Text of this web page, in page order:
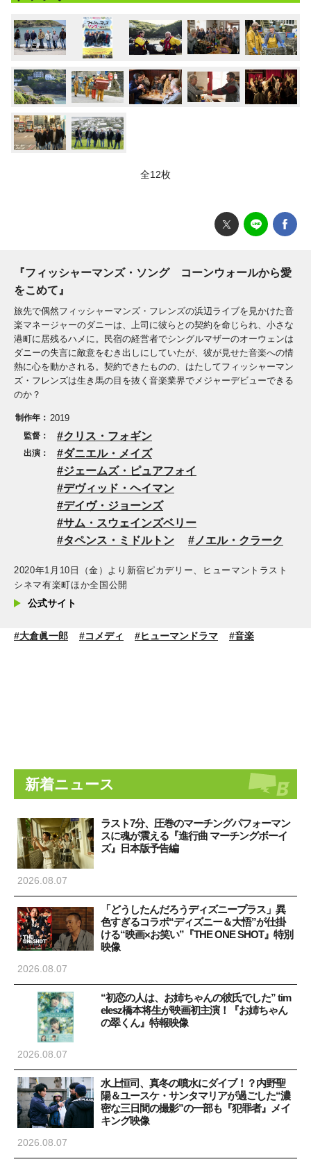
全12枚
『フィッシャーマンズ・ソング コーンウォールから愛
をこめて』
旅先で偶然フィッシャーマンズ・フレンズの浜辺ライブを見かけた音
楽マネージャーのダニーは、上司に彼らとの契約を命じられ、小さな
港町に居残るハメに。民宿の経営者でシングルマザーのオーウェンは
ダニーの失言に敵意をむき出しにしていたが、彼が見せた音楽への情
熱に心を動かされる。契約できたものの、はたしてフィッシャーマン
ズ・フレンズは生き馬の目を抜く音楽業界でメジャーデビューできる
のか？
制作年： 2019
監督： クリス・フォギン
出演：
ダニエル・メイズ
ジェームズ・ピュアフォイ
デヴィッド・ヘイマン
デイヴ・ジョーンズ
サム・スウェインズベリー
タペンス・ミドルトン
ノエル・クラーク
2020年1月10日（金）より新宿ピカデリー、ヒューマントラスト
シネマ有楽町ほか全国公開
公式サイト
#大倉眞一郎 #コメディ #ヒューマンドラマ #音楽
新着ニュース
ラスト7分、圧巻のマーチングパフォーマン
スに魂が震える『進行曲 マーチングボーイ
ズ』日本版予告編
2026.08.07
「どうしたんだろうディズニープラス」異
色すぎるコラボ“ディズニー＆大悟”が仕掛
ける“映画×お笑い”『THE ONE SHOT』特別
映像
2026.08.07
“初恋の人は、お姉ちゃんの彼氏でした” tim
elesz橋本将生が映画初主演！『お姉ちゃん
の翠くん』特報映像
2026.08.07
水上恒司、真冬の噴水にダイブ！？内野聖
陽＆ユースケ・サンタマリアが過ごした“濃
密な三日間の撮影”の一部も『犯罪者』メイ
キング映像
2026.08.07